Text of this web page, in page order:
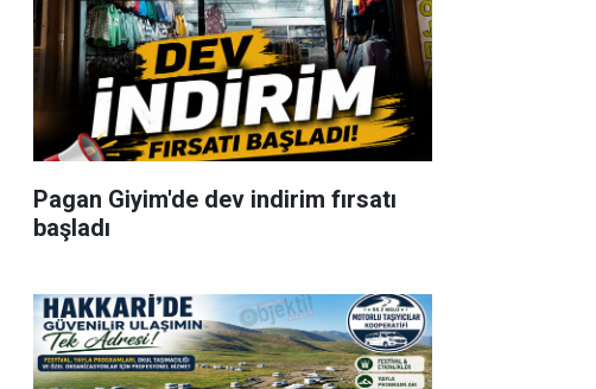
Pagan Giyim'de dev indirim fırsatı
başladı